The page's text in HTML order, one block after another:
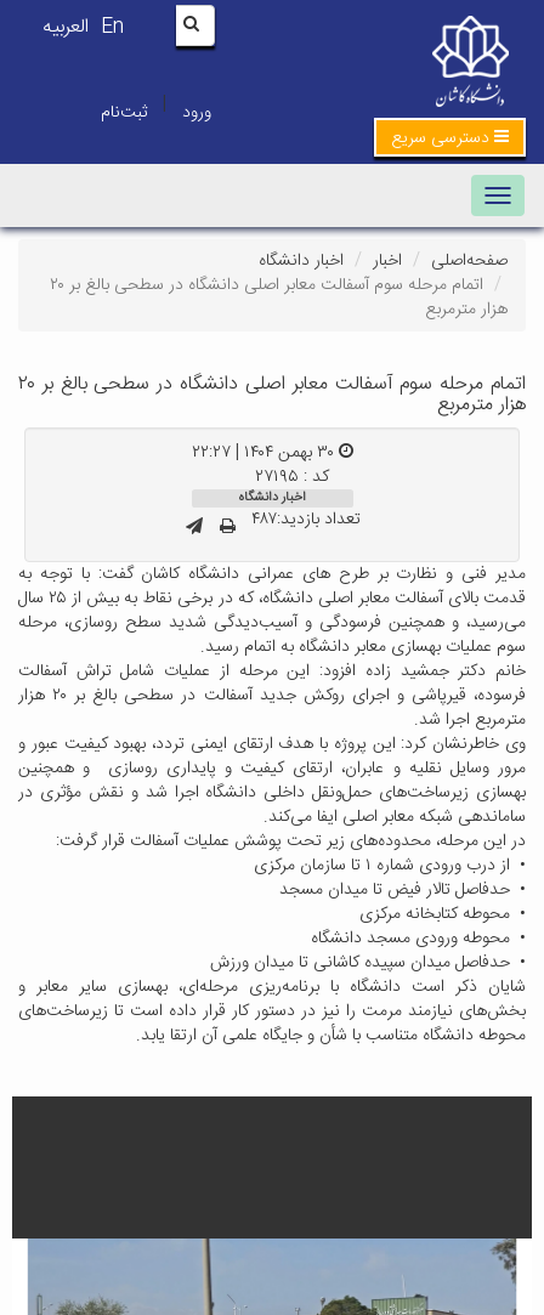
En العربیه
ورود | ثبت‌نام
دسترسی سریع
Toggle navigation
صفحه‌اصلی اخبار
اخبار دانشگاه
اتمام مرحله سوم آسفالت معابر اصلی دانشگاه در سطحی بالغ بر ۲۰
هزار مترمربع
اتمام مرحله سوم آسفالت معابر اصلی دانشگاه در سطحی بالغ بر ۲۰
هزار مترمربع
کد : ۲۷۱۹۵
اخبار دانشگاه
تعداد بازدید:۴۸۷
مدیر فنی و نظارت بر طرح های عمرانی دانشگاه کاشان گفت: با توجه به
قدمت بالای آسفالت معابر اصلی دانشگاه، که در برخی نقاط به بیش از ۲۵ سال
می‌رسید، و همچنین فرسودگی و آسیب‌دیدگی شدید سطح روسازی، مرحله
سوم عملیات بهسازی معابر دانشگاه به اتمام رسید.
خانم دکتر جمشید زاده افزود: این مرحله از عملیات شامل تراش آسفالت
فرسوده، قیرپاشی و اجرای روکش جدید آسفالت در سطحی بالغ بر ۲۰ هزار
مترمربع اجرا شد.
وی خاطرنشان کرد: این پروژه با هدف ارتقای ایمنی تردد، بهبود کیفیت عبور و
مرور وسایل نقلیه و عابران، ارتقای کیفیت و پایداری روسازی و همچنین
بهسازی زیرساخت‌های حمل‌ونقل داخلی دانشگاه اجرا شد و نقش مؤثری در
ساماندهی شبکه معابر اصلی ایفا می‌کند.
در این مرحله، محدوده‌های زیر تحت پوشش عملیات آسفالت قرار گرفت:
• از درب ورودی شماره ۱ تا سازمان مرکزی
• حدفاصل تالار فیض تا میدان مسجد
• محوطه کتابخانه مرکزی
• محوطه ورودی مسجد دانشگاه
• حدفاصل میدان سپیده کاشانی تا میدان ورزش
شایان ذکر است دانشگاه با برنامه‌ریزی مرحله‌ای، بهسازی سایر معابر و
بخش‌های نیازمند مرمت را نیز در دستور کار قرار داده است تا زیرساخت‌های
محوطه دانشگاه متناسب با شأن و جایگاه علمی آن ارتقا یابد.